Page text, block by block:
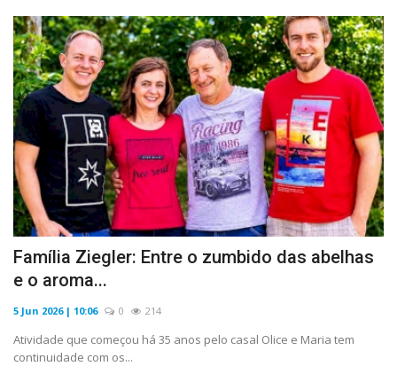
Família Ziegler: Entre o zumbido das abelhas
e o aroma...
5 Jun 2026 | 10:06 0 214
Atividade que começou há 35 anos pelo casal Olice e Maria tem
continuidade com os...